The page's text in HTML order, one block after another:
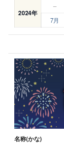
2024年
–
7月
名称(かな)